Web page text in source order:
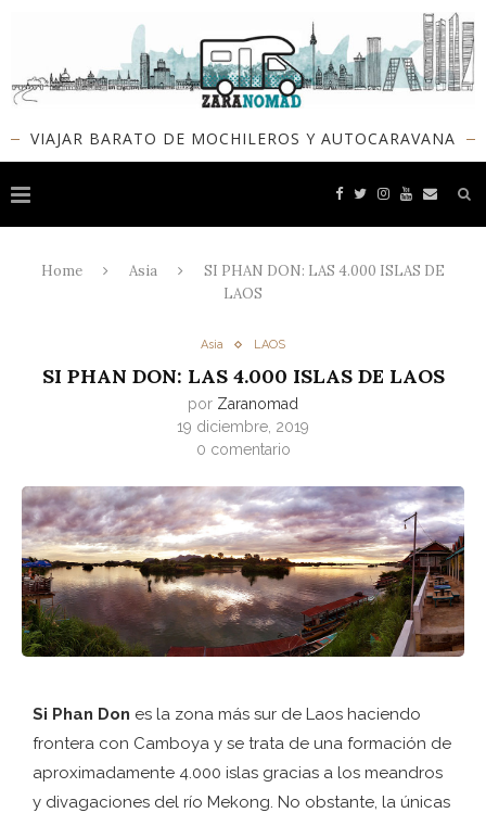
VIAJAR BARATO DE MOCHILEROS Y AUTOCARAVANA
Home Asia
SI PHAN DON: LAS 4.000 ISLAS DE
LAOS
Asia LAOS
SI PHAN DON: LAS 4.000 ISLAS DE LAOS
por Zaranomad
19 diciembre, 2019
0 comentario
Si Phan Don es la zona más sur de Laos haciendo
frontera con Camboya y se trata de una formación de
aproximadamente 4.000 islas gracias a los meandros
y divagaciones del río Mekong. No obstante, la únicas